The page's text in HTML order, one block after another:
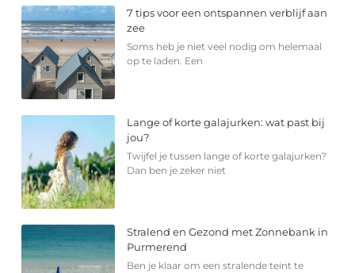
7 tips voor een ontspannen verblijf aan
zee
Soms heb je niet veel nodig om helemaal
op te laden. Een
Lange of korte galajurken: wat past bij
jou?
Twijfel je tussen lange of korte galajurken?
Dan ben je zeker niet
Stralend en Gezond met Zonnebank in
Purmerend
Ben je klaar om een stralende teint te